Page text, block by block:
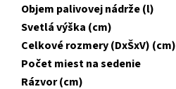
Objem palivovej nádrže (l)
Svetlá výška (cm)
Celkové rozmery (DxŠxV) (cm)
Počet miest na sedenie
Rázvor (cm)